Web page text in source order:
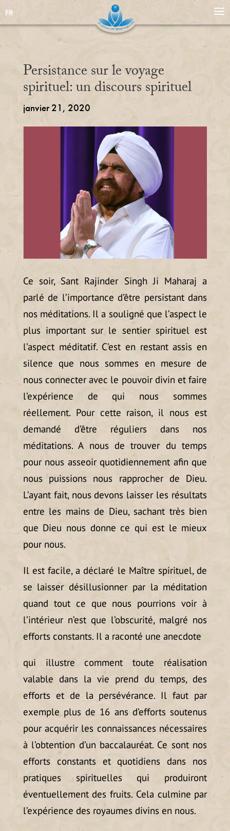
FR
Persistance sur le voyage
spirituel: un discours spirituel
janvier 21, 2020
Ce soir, Sant Rajinder Singh Ji Maharaj a
parlé de l’importance d’être persistant dans
nos méditations. Il a souligné que l’aspect le
plus important sur le sentier spirituel est
l’aspect méditatif. C’est en restant assis en
silence que nous sommes en mesure de
nous connecter avec le pouvoir divin et faire
l’expérience de qui nous sommes
réellement. Pour cette raison, il nous est
demandé d’être réguliers dans nos
méditations. A nous de trouver du temps
pour nous asseoir quotidiennement afin que
nous puissions nous rapprocher de Dieu.
L’ayant fait, nous devons laisser les résultats
entre les mains de Dieu, sachant très bien
que Dieu nous donne ce qui est le mieux
pour nous.
Il est facile, a déclaré le Maître spirituel, de
se laisser désillusionner par la méditation
quand tout ce que nous pourrions voir à
l’intérieur n’est que l’obscurité, malgré nos
efforts constants. Il a raconté une anecdote
qui illustre comment toute réalisation
valable dans la vie prend du temps, des
efforts et de la persévérance. Il faut par
exemple plus de 16 ans d’efforts soutenus
pour acquérir les connaissances nécessaires
à l’obtention d’un baccalauréat. Ce sont nos
efforts constants et quotidiens dans nos
pratiques spirituelles qui produiront
éventuellement des fruits. Cela culmine par
l’expérience des royaumes divins en nous.